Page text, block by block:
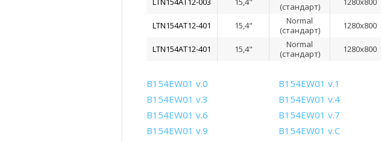
(стандарт)
LTN154AT12-401 15,4"
Normal
(стандарт)
1280x800
LTN154AT12-401 15,4"
Normal
(стандарт)
1280x800
B154EW01 v.0 B154EW01 v.1
B154EW01 v.3
B154EW01 v.4
B154EW01 v.6
B154EW01 v.7
B154EW01 v.9
B154EW01 v.C